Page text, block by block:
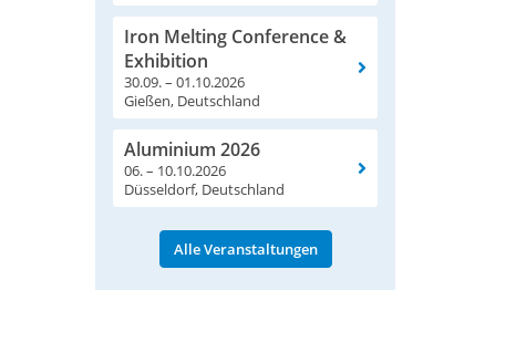
Iron Melting Conference &
Exhibition
30.09. – 01.10.2026
Gießen, Deutschland
Aluminium 2026
06. – 10.10.2026
Düsseldorf, Deutschland
Alle Veranstaltungen